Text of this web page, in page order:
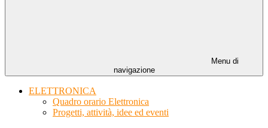
Menu di
navigazione
ELETTRONICA
Quadro orario Elettronica
Progetti, attività, idee ed eventi